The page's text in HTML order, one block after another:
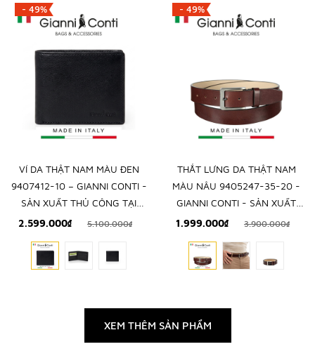
- 49%
VÍ DA THẬT NAM MÀU ĐEN
9407412-10 – GIANNI CONTI -
SẢN XUẤT THỦ CÔNG TẠI
ITALY
2.599.000₫ 5.100.000₫
- 49%
THẮT LƯNG DA THẬT NAM
MÀU NÂU 9405247-35-20 -
GIANNI CONTI - SẢN XUẤT
THỦ CÔNG TỪ ITALIA
1.999.000₫ 3.900.000₫
XEM THÊM SẢN PHẨM